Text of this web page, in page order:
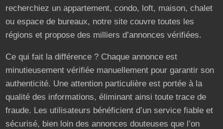
recherchiez un appartement, condo, loft, maison, chalet
ou espace de bureaux, notre site couvre toutes les
régions et propose des milliers d’annonces vérifiées.
Ce qui fait la différence ? Chaque annonce est
minutieusement vérifiée manuellement pour garantir son
authenticité. Une attention particulière est portée à la
qualité des informations, éliminant ainsi toute trace de
fraude. Les utilisateurs bénéficient d’un service fiable et
sécurisé, bien loin des annonces douteuses que l’on